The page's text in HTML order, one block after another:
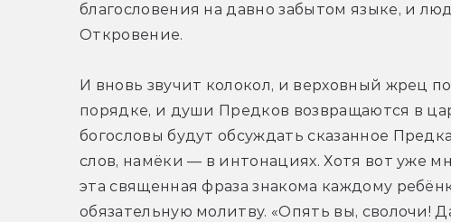
благословения на давно забытом языке, и
Откровение.
И вновь звучит колокол, и верховный жрец
порядке, и души Предков возвращаются в
богословы будут обсуждать сказанное
слов, намёки — в интонациях. Хотя вот уже
эта священная фраза знакома каждому
обязательную молитву. «Опять вы, сволочи!